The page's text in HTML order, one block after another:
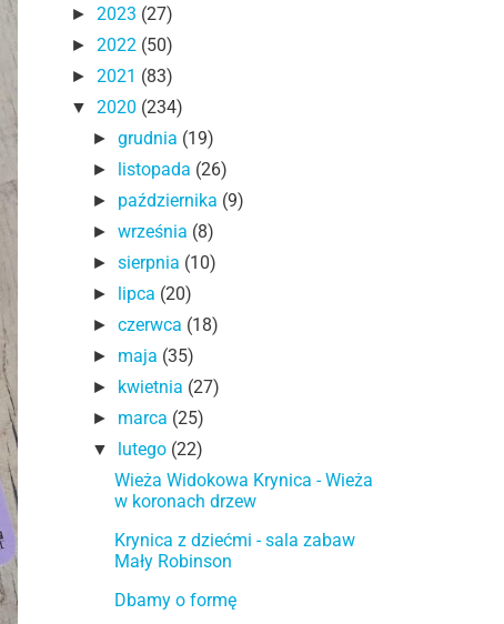
► 2023 (27)
► 2022 (50)
► 2021 (83)
▼ 2020 (234)
►grudnia (19)
► listopada (26)
► października (9)
►września (8)
►sierpnia (10)
► lipca (20)
►czerwca (18)
► maja (35)
► kwietnia (27)
► marca (25)
▼ lutego (22)
Wieża Widokowa Krynica - Wieża
w koronach drzew
Krynica z dziećmi - sala zabaw
Mały Robinson
Dbamy o formę